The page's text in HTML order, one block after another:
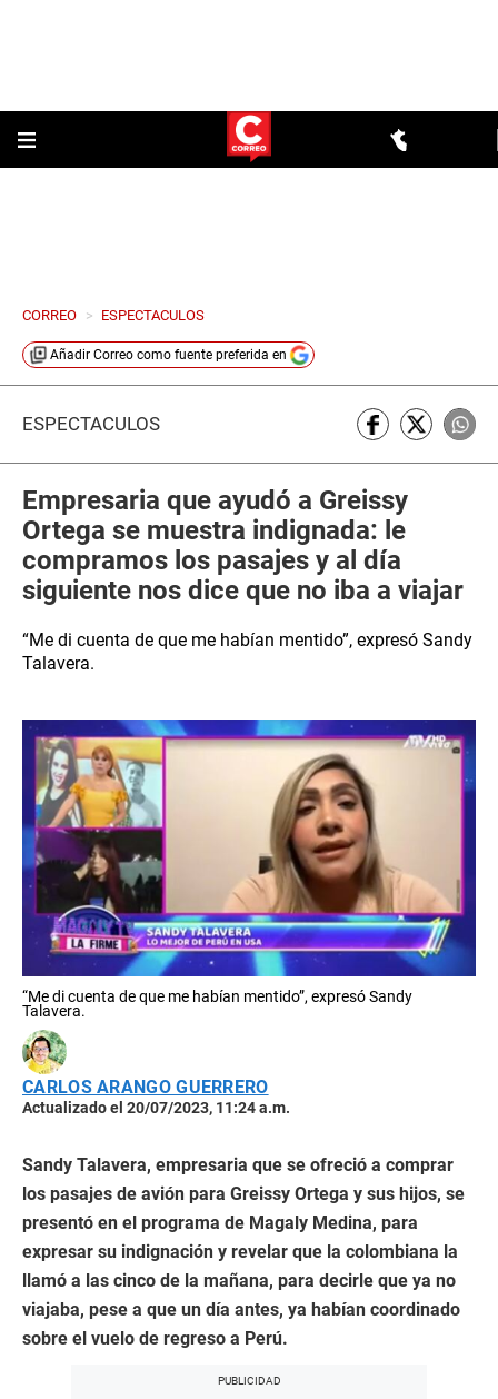
CORREO > ESPECTACULOS
Añadir Correo como fuente preferida en
ESPECTÁCULOS
Empresaria que ayudó a Greissy
Ortega se muestra indignada: le
compramos los pasajes y al día
siguiente nos dice que no iba a viajar
“Me di cuenta de que me habían mentido”, expresó Sandy
Talavera.
“Me di cuenta de que me habían mentido”, expresó Sandy
Talavera.
CARLOS ARANGO GUERRERO
Actualizado el 20/07/2023, 11:24 a.m.
Sandy Talavera, empresaria que se ofreció a comprar
los pasajes de avión para Greissy Ortega y sus hijos, se
presentó en el programa de Magaly Medina, para
expresar su indignación y revelar que la colombiana la
llamó a las cinco de la mañana, para decirle que ya no
viajaba, pese a que un día antes, ya habían coordinado
sobre el vuelo de regreso a Perú.